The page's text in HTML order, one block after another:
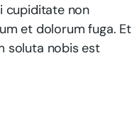
cupiditate non
et dolorum fuga. Et
soluta nobis est